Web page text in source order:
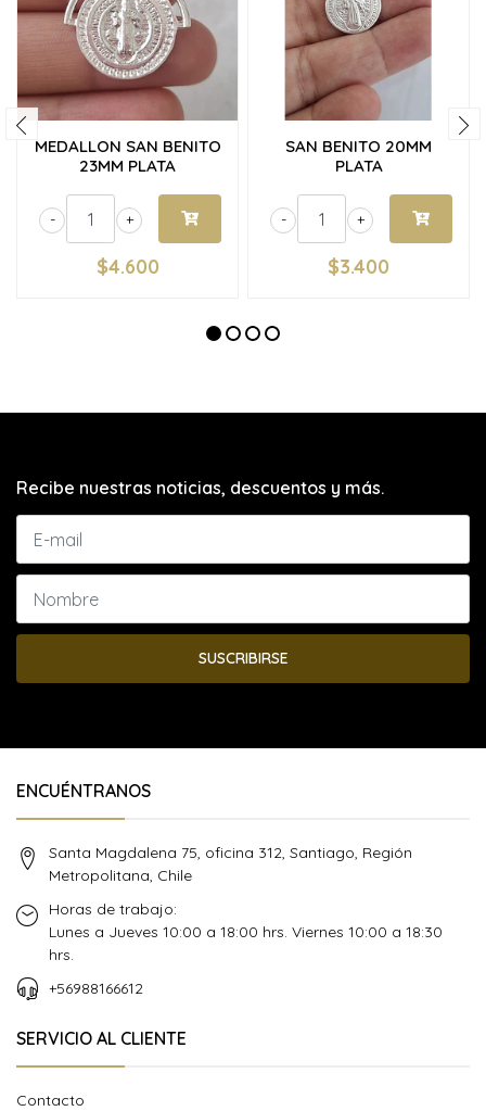
MEDALLON SAN BENITO
23MM PLATA
+
-
$4.600
SAN BENITO 20MM
PLATA
+
-
$3.400
Recibe nuestras noticias, descuentos y más.
SUSCRIBIRSE
ENCUÉNTRANOS
Santa Magdalena 75, oficina 312, Santiago, Región
Metropolitana, Chile
Horas de trabajo:
Lunes a Jueves 10:00 a 18:00 hrs. Viernes 10:00 a 18:30
hrs.
+56988166612
SERVICIO AL CLIENTE
Contacto